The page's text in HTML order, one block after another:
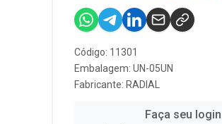
Código: 11301
Embalagem: UN-05UN
Fabricante: RADIAL
Faça seu